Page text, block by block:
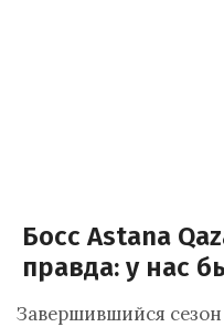
Босс Astana
правда: у нас
Завершившийся